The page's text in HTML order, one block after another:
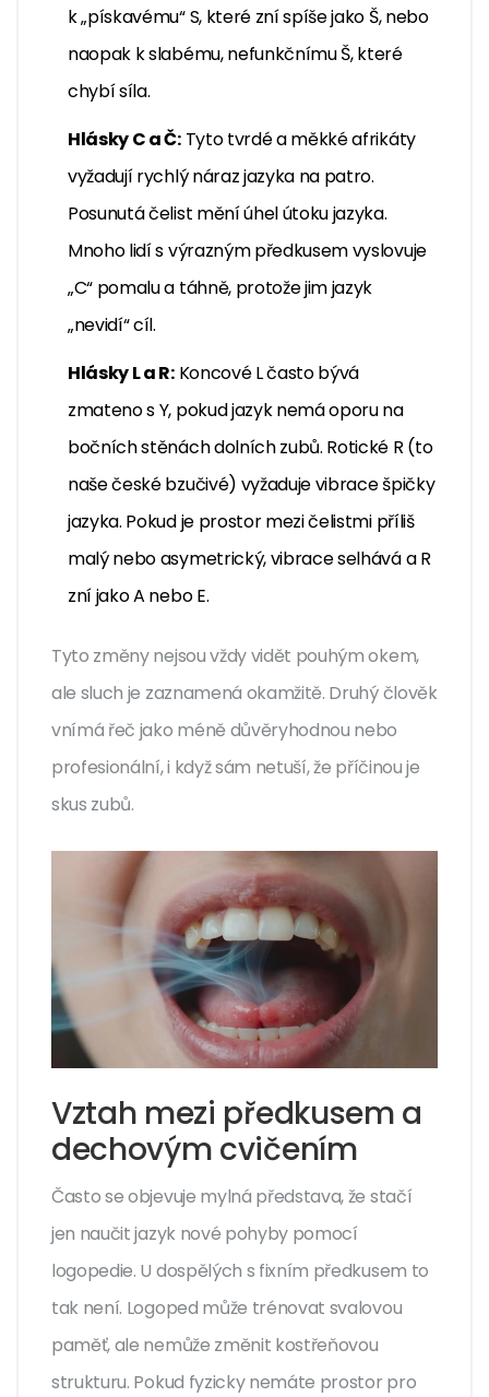
k „pískavému“ S, které zní spíše jako Š, nebo
naopak k slabému, nefunkčnímu Š, které
chybí síla.
Hlásky C a Č:Tyto tvrdé a měkké afrikáty
vyžadují rychlý náraz jazyka na patro.
Posunutá čelist mění úhel útoku jazyka.
Mnoho lidí s výrazným předkusem vyslovuje
„C“ pomalu a táhně, protože jim jazyk
„nevidí“ cíl.
Hlásky L a R:Koncové L často bývá
zmateno s Y, pokud jazyk nemá oporu na
bočních stěnách dolních zubů. Rotické R (to
naše české bzučivé) vyžaduje vibrace špičky
jazyka. Pokud je prostor mezi čelistmi příliš
malý nebo asymetrický, vibrace selhává a R
zní jako A nebo E.
Tyto změny nejsou vždy vidět pouhým okem,
ale sluch je zaznamená okamžitě. Druhý člověk
vnímá řeč jako méně důvěryhodnou nebo
profesionální, i když sám netuší, že příčinou je
skus zubů.
Vztah mezi předkusem a
dechovým cvičením
Často se objevuje mylná představa, že stačí
jen naučit jazyk nové pohyby pomocí
logopedie. U dospělých s fixním předkusem to
tak není. Logoped může trénovat svalovou
paměť, ale nemůže změnit kostřeňovou
strukturu. Pokud fyzicky nemáte prostor pro